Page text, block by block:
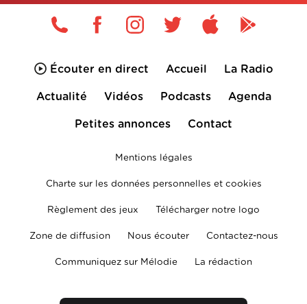
Écouter en direct Accueil La Radio
Actualité Vidéos Podcasts Agenda
Petites annonces Contact
Mentions légales
Charte sur les données personnelles et cookies
Règlement des jeux Télécharger notre logo
Zone de diffusion Nous écouter Contactez-nous
Communiquez sur Mélodie La rédaction